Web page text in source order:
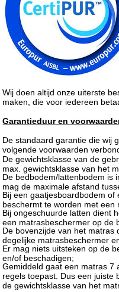
Wij doen altijd onze uiterste
maken, die voor iedereen
Garantieduur en
De standaard garantie die wij
volgende voorwaarden
De gewichtsklasse van de
max. gewichtsklasse van het
De bedbodem/lattenbodem is
mag de maximale afstand
Bij een gaatjesboardbodem
beschermt te worden met een
Bij ongeschuurde latten dient
een matrasbeschermer op de
De bovenzijde van het matras
degelijke matrasbeschermer
Er mag niets uitsteken op de
en/of beschadigen;
Gemiddeld gaat een matras 7
regels toepast. Dus een juiste
de gewichtsklasse van het